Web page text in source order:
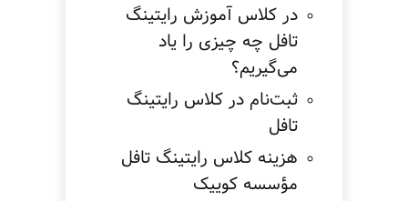
در کلاس آموزش رایتینگ
تافل چه چیزی را یاد
می‌گیریم؟
ثبت‌نام در کلاس رایتینگ
تافل
هزینه کلاس رایتینگ تافل
مؤسسه کوییک